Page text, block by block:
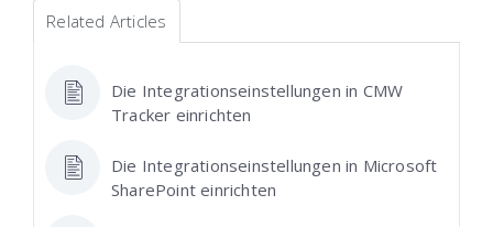
Related Articles
Die Integrationseinstellungen in CMW
Tracker einrichten
Die Integrationseinstellungen in Microsoft
SharePoint einrichten